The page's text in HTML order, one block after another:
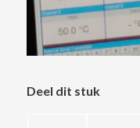
Deel dit stuk